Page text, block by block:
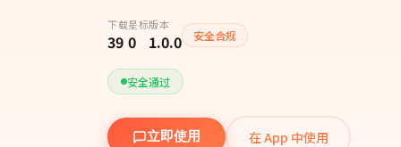
下载
39
星标
0
版本
1.0.0 安全合规
安全通过
立即使用 在 App 中使用